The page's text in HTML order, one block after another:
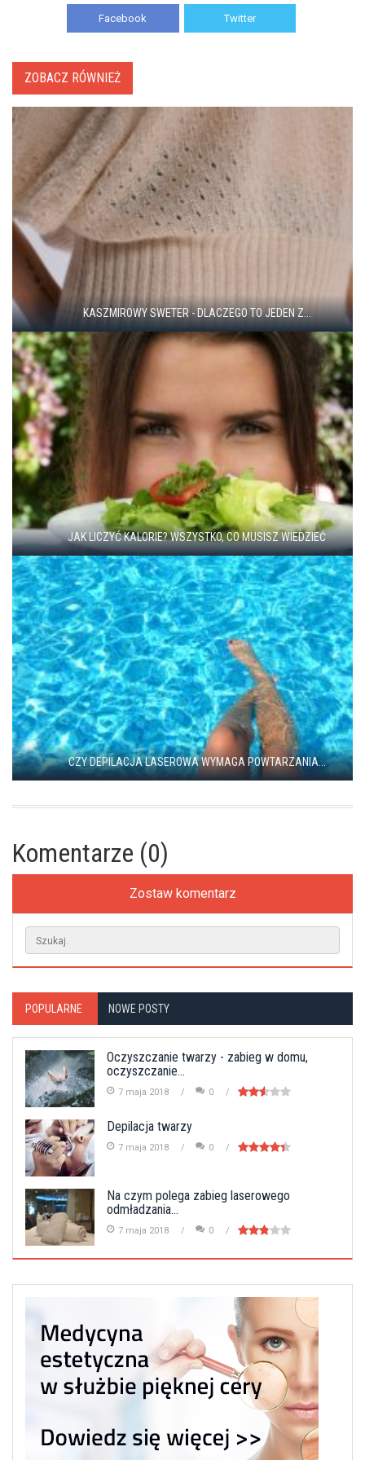
Facebook Twitter
ZOBACZ RÓWNIEŻ
KASZMIROWY SWETER - DLACZEGO TO JEDEN Z...
JAK LICZYĆ KALORIE? WSZYSTKO, CO MUSISZ WIEDZIEĆ
CZY DEPILACJA LASEROWA WYMAGA POWTARZANIA...
Komentarze (0)
Zostaw komentarz
POPULARNE NOWE POSTY
Oczyszczanie twarzy - zabieg w domu,
oczyszczanie...
7 maja 2018 0
Depilacja twarzy
7 maja 2018 0
Na czym polega zabieg laserowego
odmładzania...
7 maja 2018 0